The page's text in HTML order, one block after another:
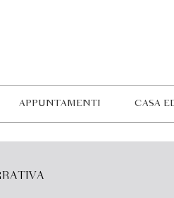
APPUNTAMENTI CASA